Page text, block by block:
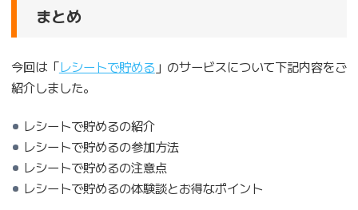
まとめ
今回は「レシートで貯める 」のサービスについて下記内容をご
紹介しました。
レシートで貯めるの紹介
レシートで貯めるの参加方法
レシートで貯めるの注意点
レシートで貯めるの体験談とお得なポイント